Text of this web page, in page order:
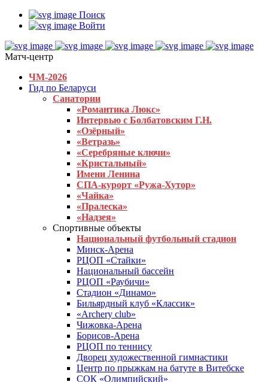
Поиск
Войти
Матч-центр
ЧМ-2026
Гид по Беларуси
Санатории
«Романтика Люкс»
Интервью с Болбатовским Г.Н.
«Озёрный»
«Ветразь»
«Серебряные ключи»
«Кристальный»
Имени Ленина
СПА-курорт «Ружа-Хутор»
«Чайка»
«Пралеска»
«Надзея»
Спортивные объекты
Национальный футбольный стадион
Минск-Арена
РЦОП «Стайки»
Национальный бассейн
РЦОП «Раубичи»
Стадион «Динамо»
Бильярдный клуб «Классик»
«Archery club»
Чижовка-Арена
Борисов-Арена
РЦОП по теннису
Дворец художественной гимнастики
Центр по прыжкам на батуте в Витебске
СОК «Олимпийский»